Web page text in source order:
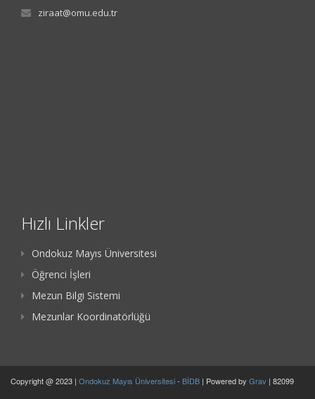
ziraat@omu.edu.tr
Hızlı Linkler
Ondokuz Mayıs Üniversitesi
Öğrenci İşleri
Mezun Bilgi Sistemi
Mezunlar Koordinatörlüğü
Copyright @ 2023 | Ondokuz Mayıs Üniversitesi- BİDB | Powered by Grav | 82099